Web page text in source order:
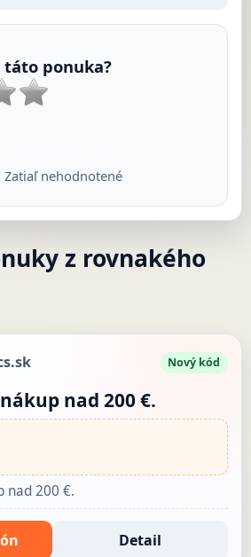
ponuka?
Zatiaľ nehodnotené
z rovnakého
Nový kód
nad 200 €.
nad 200 €.
Detail